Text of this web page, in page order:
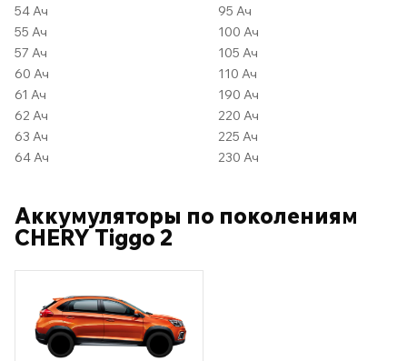
54 Ач
55 Ач
57 Ач
60 Ач
61 Ач
62 Ач
63 Ач
64 Ач
95 Ач
100 Ач
105 Ач
110 Ач
190 Ач
220 Ач
225 Ач
230 Ач
Аккумуляторы по поколениям
CHERY Tiggo 2